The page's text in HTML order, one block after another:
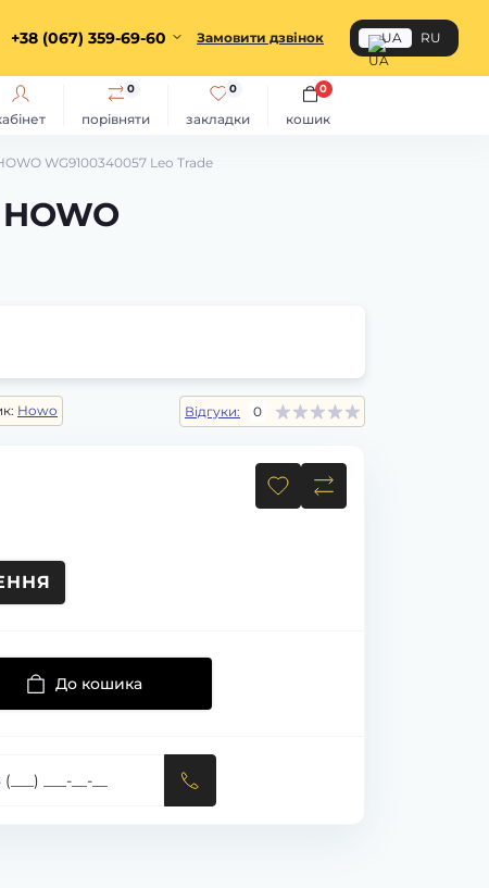
+38 (067) 359-69-60 Замовити дзвінок UA RU
порівняти
0
закладки
0
кошик
0
WG9100340057 Leo Trade
Howo Відгуки: 0
До кошика